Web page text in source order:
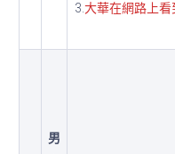
3. 大華在網路上
男